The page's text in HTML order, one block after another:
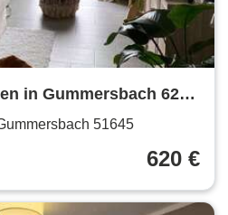
in Gummersbach 620
51645
620 €